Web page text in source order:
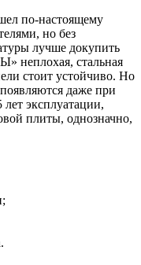
по-настоящему
но без
лучше докупить
неплохая, стальная
стоит устойчиво. Но
даже при
эксплуатации,
плиты, однозначно,